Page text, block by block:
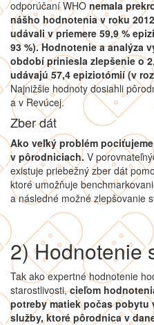
odporúčaní WHO nemala
nášho hodnotenia v roku
udávali v priemere 59,9 %
93 %). Hodnotenie a analýza
období priniesla zlepšenie o
udávajú 57,4 epiziotómií (v
Najnižšie hodnoty dosiahli
a v Revúcej.
Zber dát
Ako veľký problém
v pôrodniciach. V
existuje priebežný zber dát
ktoré umožňuje
a následné možné zlepšovanie
2) Hodnotenie
Tak ako expertné hodnotenie
starostlivosti,cieľom
potreby matiek počas
služby, ktoré pôrodnica v